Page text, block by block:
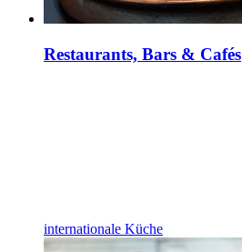
Restaurants, Bars & Cafés
internationale Küche